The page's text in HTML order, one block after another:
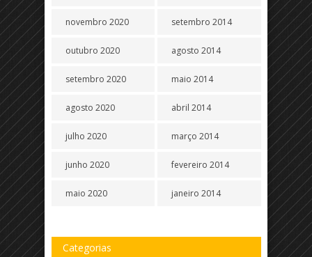
novembro 2020
outubro 2020
setembro 2020
agosto 2020
julho 2020
junho 2020
maio 2020
setembro 2014
agosto 2014
maio 2014
abril 2014
março 2014
fevereiro 2014
janeiro 2014
Categorias